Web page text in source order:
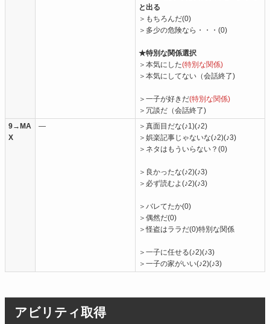
と出る
＞もちろんだ(0)
＞多少の危険なら・・・(0)
★特別な関係選択
＞本気にした(特別な関係)
＞本気にしてない（会話終了)
＞一子が好きだ(特別な関係)
＞冗談だ（会話終了)
9→MA
X
―
＞真面目だな(♪1)(♪2)
＞娯楽記事じゃないな(♪2)(♪3)
＞ネタはもういらない？(0)
＞良かったな(♪2)(♪3)
＞必ず読むよ(♪2)(♪3)
＞バレてたか(0)
＞偶然だ(0)
＞怪盗はララだ(0)特別な関係
＞一子に任せる(♪2)(♪3)
＞一子の家がいい(♪2)(♪3)
アビリティ取得